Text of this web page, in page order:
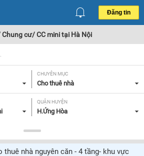
Đăng tin
cư/ CC mini tại Hà Nội
CHUYÊN MỤC
Cho thuê nhà
QUẬN HUYỆN
H.Ứng Hòa
DIỆN TÍCH
Tất cả
thuê nhà nguyên căn - 4 tầng- khu vực